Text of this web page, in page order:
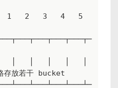
1   2   3   4   5
放若干 bucket